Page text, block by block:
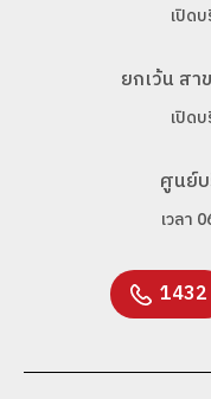
เปิด
ยกเว้น สา
เปิด
ศูนย์
เวลา
1432